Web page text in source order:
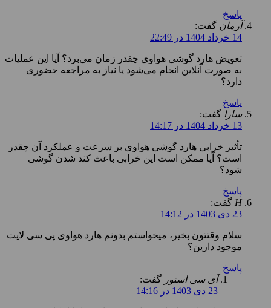
پاسخ
آرمان گفت:
14 خرداد 1404 در 22:49
تعویض هارد گوشی هواوی چقدر زمان می‌برد؟ آیا این عملیات
به صورت آنلاین انجام می‌شود یا نیاز به مراجعه حضوری
دارد؟
پاسخ
سارا گفت:
13 خرداد 1404 در 14:17
تأثیر خرابی هارد گوشی هواوی بر سرعت و عملکرد آن چقدر
است؟ آیا ممکن است این خرابی باعث کند شدن گوشی
شود؟
پاسخ
H گفت:
23 دی 1403 در 14:12
سلام وقتتون بخیر، میخواستم بدونم هارد هواوی پی سی لایت
موجود دارین؟
پاسخ
آی سی استور گفت:
23 دی 1403 در 14:16